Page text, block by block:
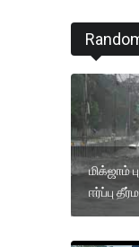
மிக்ஜாம்
ஈர்ப்பு